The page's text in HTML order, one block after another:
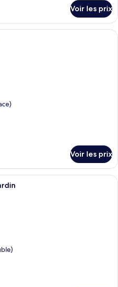
Voir les prix
Une chambre d’hôtel moderne
Voir les prix
Une chambre avec un grand lit, une